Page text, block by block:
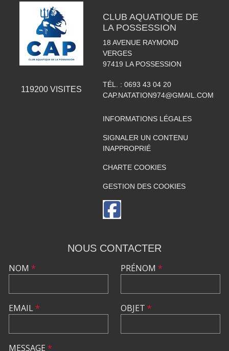
119200VISITES
CLUB AQUATIQUE DE
LA POSSESSION
18 AVENUE RAYMOND
VERGES
97419 LA POSSESSION
TÉL. : 0693 43 04 20
CAP.NATATION974@GMAIL.COM
INFORMATIONS LÉGALES
SIGNALER UN CONTENU
INAPPROPRIÉ
CHARTE COOKIES
GESTION DES COOKIES
NOUS CONTACTER
NOM *
EMAIL*
PRÉNOM *
OBJET *
MESSAGE *